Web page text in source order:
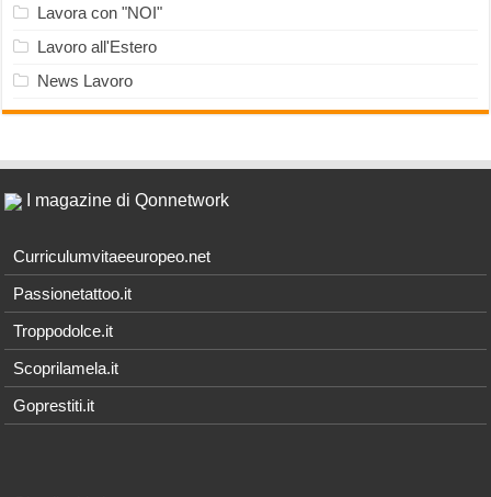
Lavora con "NOI"
Lavoro all'Estero
News Lavoro
I magazine di Qonnetwork
Curriculumvitaeeuropeo.net
Passionetattoo.it
Troppodolce.it
Scoprilamela.it
Goprestiti.it